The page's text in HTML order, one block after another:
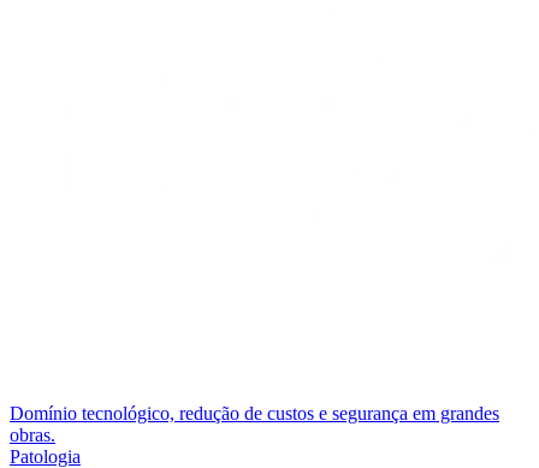
Domínio tecnológico, redução de custos e segurança em grandes
obras.
Patologia